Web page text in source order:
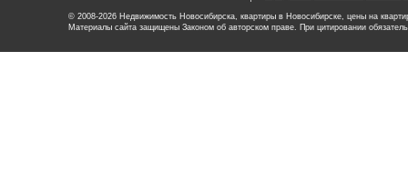
© 2008-2026 Недвижимость Новосибирска, квартиры в Новосибирске, цены на
Материалы сайта защищены Законом об авторском праве. При цитировании